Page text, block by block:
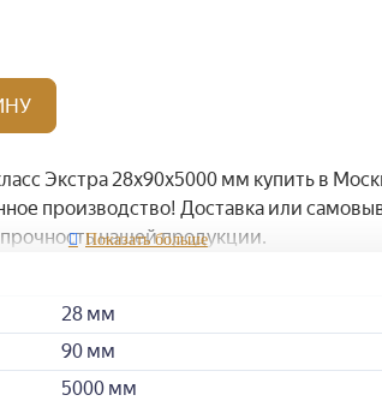
28 мм
90 мм
5000 мм
Экстра 28x90x5000 мм купить в
производство! Доставка или
нашей продукции.